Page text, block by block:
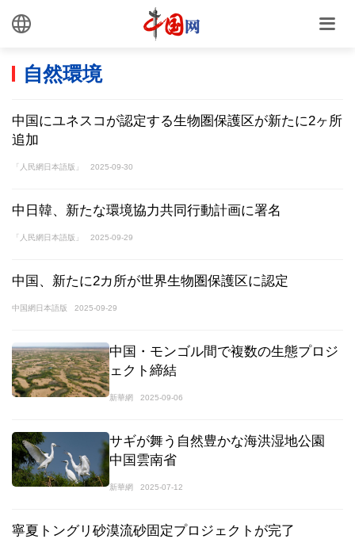
自然環境
中国にユネスコが認定する生物圏保護区が新たに2ヶ所
追加
「人民網日本語版」 2025-09-30
中日韓、新たな環境協力共同行動計画に署名
「人民網日本語版」 2025-09-29
中国、新たに2カ所が世界生物圏保護区に認定
中国網日本語版 2025-09-29
中国・モンゴル間で複数の生態プロジ
ェクト締結
新華網 2025-09-06
サギが舞う自然豊かな海洪湿地公園
中国雲南省
新華網 2025-07-12
寧夏トングリ砂漠流砂固定プロジェクトが完了